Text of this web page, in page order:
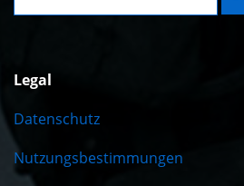
Legal
Datenschutz
Nutzungsbestimmungen